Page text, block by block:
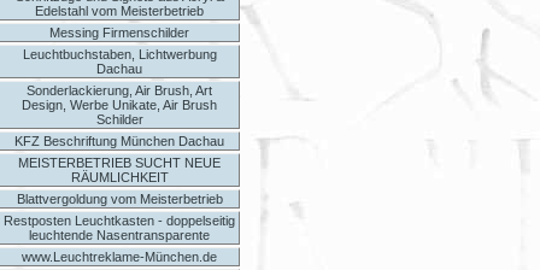
Edelstahl vom Meisterbetrieb
Messing Firmenschilder
Leuchtbuchstaben, Lichtwerbung
Dachau
Sonderlackierung, Air Brush, Art
Design, Werbe Unikate, Air Brush
Schilder
KFZ Beschriftung München Dachau
MEISTERBETRIEB SUCHT NEUE
RÄUMLICHKEIT
Blattvergoldung vom Meisterbetrieb
Restposten Leuchtkasten - doppelseitig
leuchtende Nasentransparente
www.Leuchtreklame-München.de